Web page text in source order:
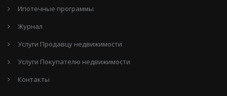
Ипотечные программы
Журнал
Услуги Продавцу недвижимости
Услуги Покупателю недвижимости
Контакты